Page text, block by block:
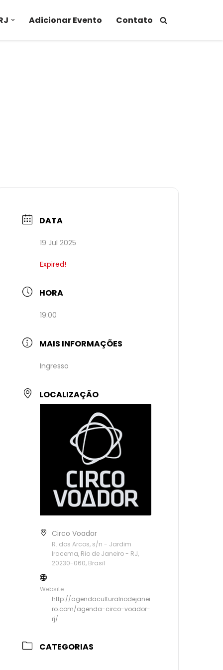
Adicionar Evento Contato
DATA
19 Jul 2025
Expired!
HORA
19:00
MAIS INFORMAÇÕES
Ingresso
LOCALIZAÇÃO
Circo Voador
R. dos Arcos, s/n - Jardim
Iracema, Rio de Janeiro - RJ,
20230-060, Brasil
Website
http://agendaculturalriodejanei
ro.com/agenda-circo-voador-
rj/
CATEGORIAS